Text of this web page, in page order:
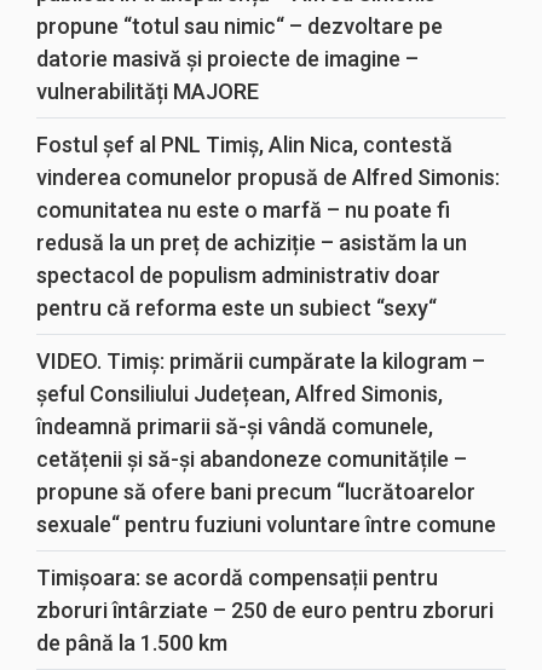
propune “totul sau nimic“ – dezvoltare pe
datorie masivă și proiecte de imagine –
vulnerabilități MAJORE
Fostul șef al PNL Timiș, Alin Nica, contestă
vinderea comunelor propusă de Alfred Simonis:
comunitatea nu este o marfă – nu poate fi
redusă la un preț de achiziție – asistăm la un
spectacol de populism administrativ doar
pentru că reforma este un subiect “sexy“
VIDEO. Timiș: primării cumpărate la kilogram –
șeful Consiliului Județean, Alfred Simonis,
îndeamnă primarii să-și vândă comunele,
cetățenii și să-și abandoneze comunitățile –
propune să ofere bani precum “lucrătoarelor
sexuale“ pentru fuziuni voluntare între comune
Timișoara: se acordă compensații pentru
zboruri întârziate – 250 de euro pentru zboruri
de până la 1.500 km